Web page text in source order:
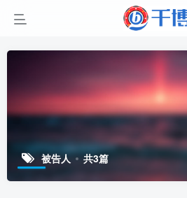
被告人 共3篇